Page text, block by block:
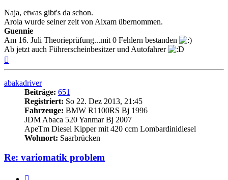
Naja, etwas gibt's da schon.
Arola wurde seiner zeit von Aixam übernommen.
Guennie
Am 16. Juli Theorieprüfung...mit 0 Fehlern bestanden
Ab jetzt auch Führerscheinbesitzer und Autofahrer
abakadriver
Beiträge: 651
Registriert: So 22. Dez 2013, 21:45
Fahrzeuge: BMW R1100RS Bj 1996
JDM Abaca 520 Yanmar Bj 2007
ApeTm Diesel Kipper mit 420 ccm Lombardinidiesel
Wohnort: Saarbrücken
Re: variomatik problem